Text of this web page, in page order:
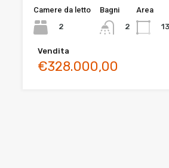
Camere da letto
2
Bagni
2
Area
Vendita
€328.000,00